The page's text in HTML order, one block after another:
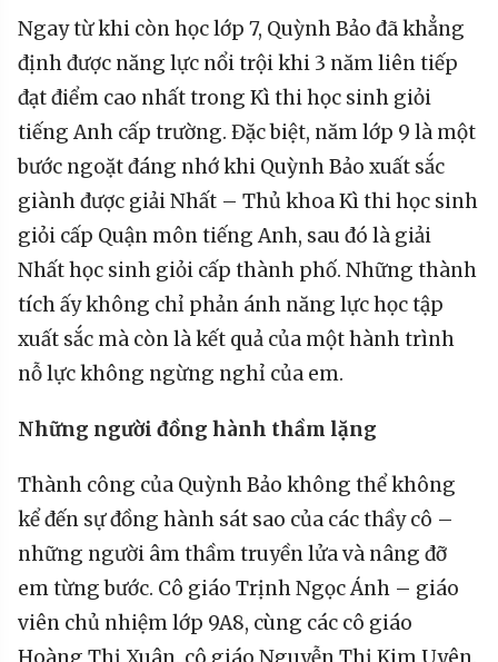
Ngay từ khi còn học lớp 7, Quỳnh Bảo đã khẳng
định được năng lực nổi trội khi 3 năm liên tiếp
đạt điểm cao nhất trong Kì thi học sinh giỏi
tiếng Anh cấp trường. Đặc biệt, năm lớp 9 là một
bước ngoặt đáng nhớ khi Quỳnh Bảo xuất sắc
giành được giải Nhất – Thủ khoa Kì thi học sinh
giỏi cấp Quận môn tiếng Anh, sau đó là giải
Nhất học sinh giỏi cấp thành phố. Những thành
tích ấy không chỉ phản ánh năng lực học tập
xuất sắc mà còn là kết quả của một hành trình
nỗ lực không ngừng nghỉ của em.
Những người đồng hành thầm lặng
Thành công của Quỳnh Bảo không thể không
kể đến sự đồng hành sát sao của các thầy cô –
những người âm thầm truyền lửa và nâng đỡ
em từng bước. Cô giáo Trịnh Ngọc Ánh – giáo
viên chủ nhiệm lớp 9A8, cùng các cô giáo
Hoàng Thị Xuân, cô giáo Nguyễn Thị Kim Uyên,